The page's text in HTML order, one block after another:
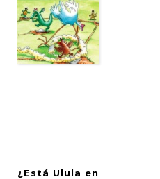
¿Está Ulula en